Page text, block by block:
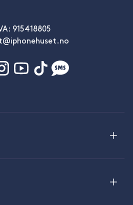
915418805